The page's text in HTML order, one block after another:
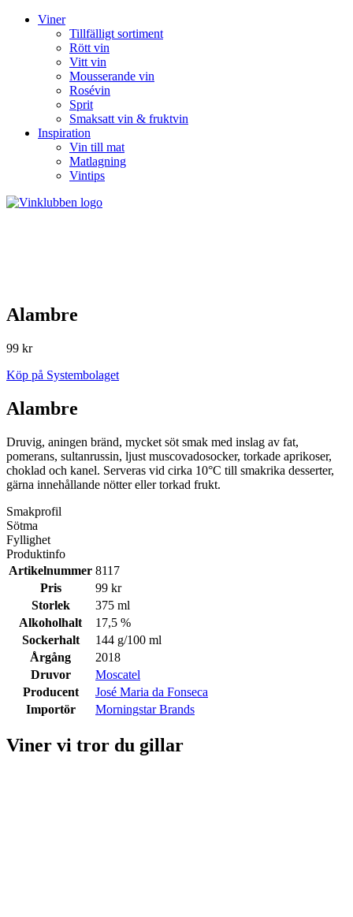
Viner
Tillfälligt sortiment
Rött vin
Vitt vin
Mousserande vin
Rosévin
Sprit
Smaksatt vin & fruktvin
Inspiration
Vin till mat
Matlagning
Vintips
Alambre
99 kr
Köp på Systembolaget
Alambre
Druvig, aningen bränd, mycket söt smak med inslag av fat,
pomerans, sultanrussin, ljust muscovadosocker, torkade aprikoser,
choklad och kanel. Serveras vid cirka 10°C till smakrika desserter,
gärna innehållande nötter eller torkad frukt.
Smakprofil
Sötma
Fyllighet
Produktinfo
Artikelnummer 8117
Pris
99 kr
Storlek
375 ml
Alkoholhalt
17,5 %
Sockerhalt
144 g/100 ml
Årgång
2018
Druvor
Moscatel
Producent
José Maria da Fonseca
Importör
Morningstar Brands
Viner vi tror du gillar